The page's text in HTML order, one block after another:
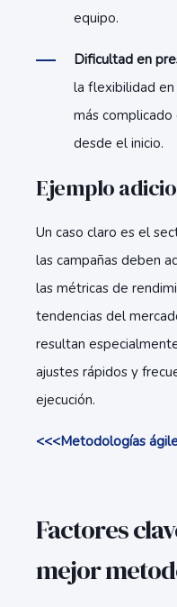
equipo.
Dificultad en
la flexibilidad
más
desde el inicio.
Ejemplo
Un caso claro es el
las campañas deben
las métricas de
tendencias del
resultan
ajustes rápidos y
ejecución.
<<<Metodologías
Factores
mejor